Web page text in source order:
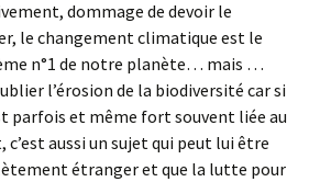
dommage de devoir le
le changement climatique est le
n°1 de notre planète… mais …
l’érosion de la biodiversité car si
parfois et même fort souvent liée au
c’est aussi un sujet qui peut lui être
étranger et que la lutte pour